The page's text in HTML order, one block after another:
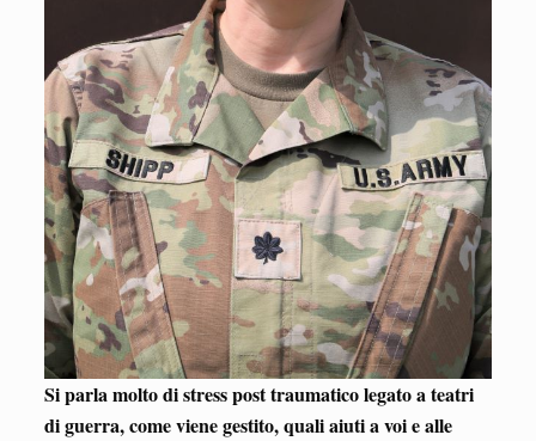
Si parla molto di stress post traumatico legato a teatri
di guerra, come viene gestito, quali aiuti a voi e alle